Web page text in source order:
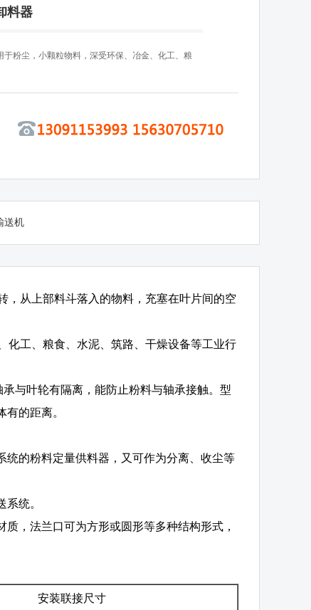
料器
于粉尘，小颗粒物料，深受环保、冶金、化工、粮
送机
，从上部料斗落入的物料，充塞在叶片间的空
化工、粮食、水泥、筑路、干燥设备等工业行
与叶轮有隔离，能防止粉料与轴承接触。型
的距离。
的粉料定量供料器，又可作为分离、收尘等
统。
，法兰口可为方形或圆形等多种结构形式，
安装联接尺寸